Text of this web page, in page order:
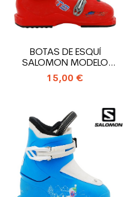
BOTAS DE ESQUÍ
SALOMON MODELO
PERFORMA T3_3
GANCHOS
15,00 €